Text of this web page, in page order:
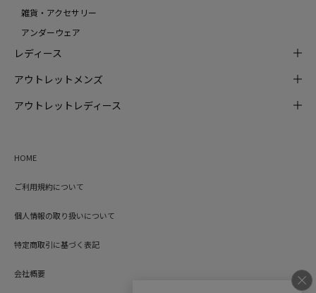
雑貨・アクセサリー
アンダーウェア
レディース
アウトレットメンズ
アウトレットレディース
HOME
ご利用規約について
個人情報の取り扱いについて
特定商取引に基づく表記
会社概要